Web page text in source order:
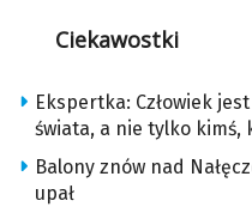
Ciekawostki
Ekspertka: Człowiek
świata, a nie tylko kimś,
Balony znów nad
upał